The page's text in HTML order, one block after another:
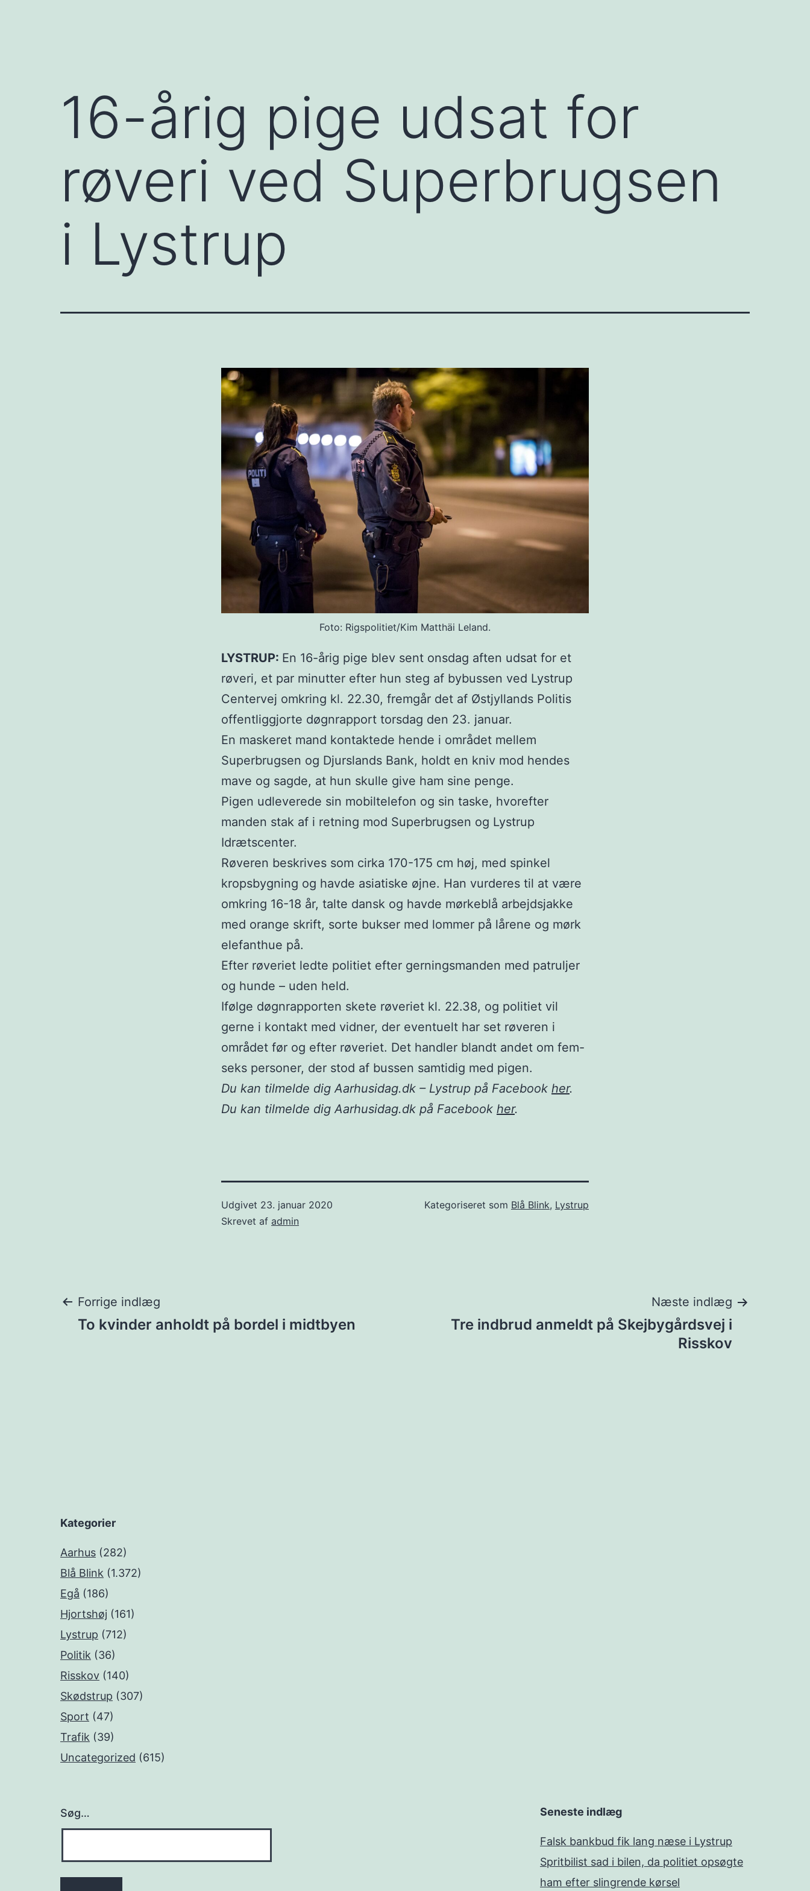
16-årig pige udsat for
røveri ved Superbrugsen
i Lystrup
Foto: Rigspolitiet/Kim Matthäi Leland.
LYSTRUP: En 16-årig pige blev sent onsdag aften udsat for et
røveri, et par minutter efter hun steg af bybussen ved Lystrup
Centervej omkring kl. 22.30, fremgår det af Østjyllands Politis
offentliggjorte døgnrapport torsdag den 23. januar.
En maskeret mand kontaktede hende i området mellem
Superbrugsen og Djurslands Bank, holdt en kniv mod hendes
mave og sagde, at hun skulle give ham sine penge.
Pigen udleverede sin mobiltelefon og sin taske, hvorefter
manden stak af i retning mod Superbrugsen og Lystrup
Idrætscenter.
Røveren beskrives som cirka 170-175 cm høj, med spinkel
kropsbygning og havde asiatiske øjne. Han vurderes til at være
omkring 16-18 år, talte dansk og havde mørkeblå arbejdsjakke
med orange skrift, sorte bukser med lommer på lårene og mørk
elefanthue på.
Efter røveriet ledte politiet efter gerningsmanden med patruljer
og hunde – uden held.
Ifølge døgnrapporten skete røveriet kl. 22.38, og politiet vil
gerne i kontakt med vidner, der eventuelt har set røveren i
området før og efter røveriet. Det handler blandt andet om fem-
seks personer, der stod af bussen samtidig med pigen.
Du kan tilmelde dig Aarhusidag.dk – Lystrup på Facebook her.
Du kan tilmelde dig Aarhusidag.dk på Facebook her.
Udgivet 23. januar 2020
Skrevet af admin
Kategoriseret som Blå Blink, Lystrup
Indlægsnavigation
Forrige indlæg
To kvinder anholdt på bordel i midtbyen
Næste indlæg
Tre indbrud anmeldt på Skejbygårdsvej i
Risskov
Kategorier
Aarhus (282)
Blå Blink (1.372)
Egå (186)
Hjortshøj (161)
Lystrup (712)
Politik (36)
Risskov (140)
Skødstrup (307)
Sport (47)
Trafik (39)
Uncategorized (615)
Søg… Seneste indlæg
Falsk bankbud fik lang næse i Lystrup
Spritbilist sad i bilen, da politiet opsøgte
ham efter slingrende kørsel